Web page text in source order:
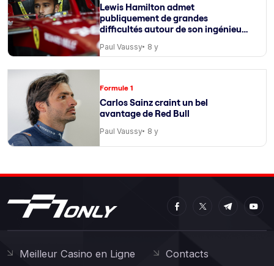
Lewis Hamilton admet
publiquement de grandes
difficultés autour de son ingénieur
Paul Vaussy 8 y
Formule 1
Carlos Sainz craint un bel
avantage de Red Bull
Paul Vaussy 8 y
Meilleur Casino en Ligne
Contacts